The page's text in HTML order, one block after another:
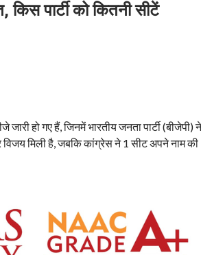
पार्टी को कितनी सीटें
हो गए हैं, जिनमें भारतीय जनता पार्टी (बीजेपी)
विजय मिली है, जबकि कांग्रेस ने 1 सीट अपने नाम